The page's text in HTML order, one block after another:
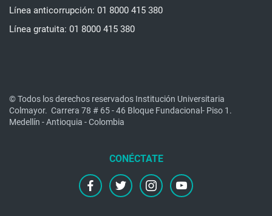
Línea anticorrupción: 01 8000 415 380
Línea gratuita: 01 8000 415 380
© Todos los derechos reservados Institución Universitaria
Colmayor. Carrera 78 # 65 - 46 Bloque Fundacional- Piso 1.
Medellín - Antioquia - Colombia